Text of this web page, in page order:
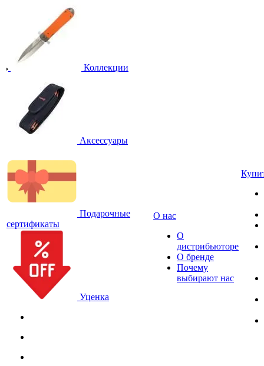
Коллекции
Аксессуары
Подарочные
сертификаты
Уценка
О нас
О
дистрибьюторе
О бренде
Почему
выбирают нас